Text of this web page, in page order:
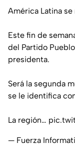
América Latina se
Este fin de
del Partido
presidenta.
Será la segunda
se le identifica
La región…
— Fuerza